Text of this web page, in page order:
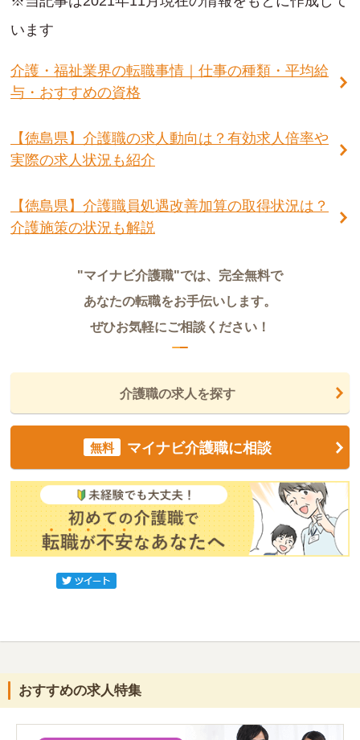
います
介護・福祉業界の転職事情｜仕事の種類・平均給
与・おすすめの資格
【徳島県】介護職の求人動向は？有効求人倍率や
実際の求人状況も紹介
【徳島県】介護職員処遇改善加算の取得状況は？
介護施策の状況も解説
"マイナビ介護職"では、完全無料で
あなたの転職をお手伝いします。
ぜひお気軽にご相談ください！
介護職の求人を探す
無料 マイナビ介護職に相談
おすすめの求人特集